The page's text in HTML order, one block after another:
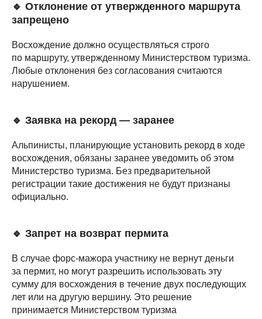
🔹 Отклонение от утвержденного маршрута
запрещено
Восхождение должно осуществляться строго
по маршруту, утвержденному Министерством туризма.
Любые отклонения без согласования считаются
нарушением.
🔹 Заявка на рекорд — заранее
Альпинисты, планирующие установить рекорд в ходе
восхождения, обязаны заранее уведомить об этом
Министерство туризма. Без предварительной
регистрации такие достижения не будут признаны
официально.
🔹 Запрет на возврат пермита
В случае форс-мажора участнику не вернут деньги
за пермит, но могут разрешить использовать эту
сумму для восхождения в течение двух последующих
лет или на другую вершину. Это решение
принимается Министерством туризма